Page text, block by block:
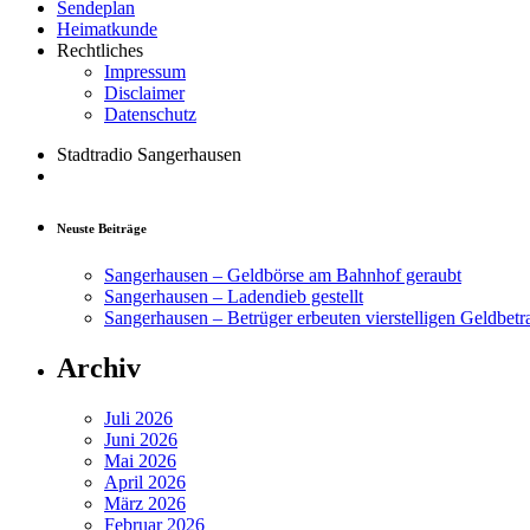
Sendeplan
Heimatkunde
Rechtliches
Impressum
Disclaimer
Datenschutz
Stadtradio Sangerhausen
Neuste Beiträge
Sangerhausen – Geldbörse am Bahnhof geraubt
Sangerhausen – Ladendieb gestellt
Sangerhausen – Betrüger erbeuten vierstelligen
Archiv
Juli 2026
Juni 2026
Mai 2026
April 2026
März 2026
Februar 2026